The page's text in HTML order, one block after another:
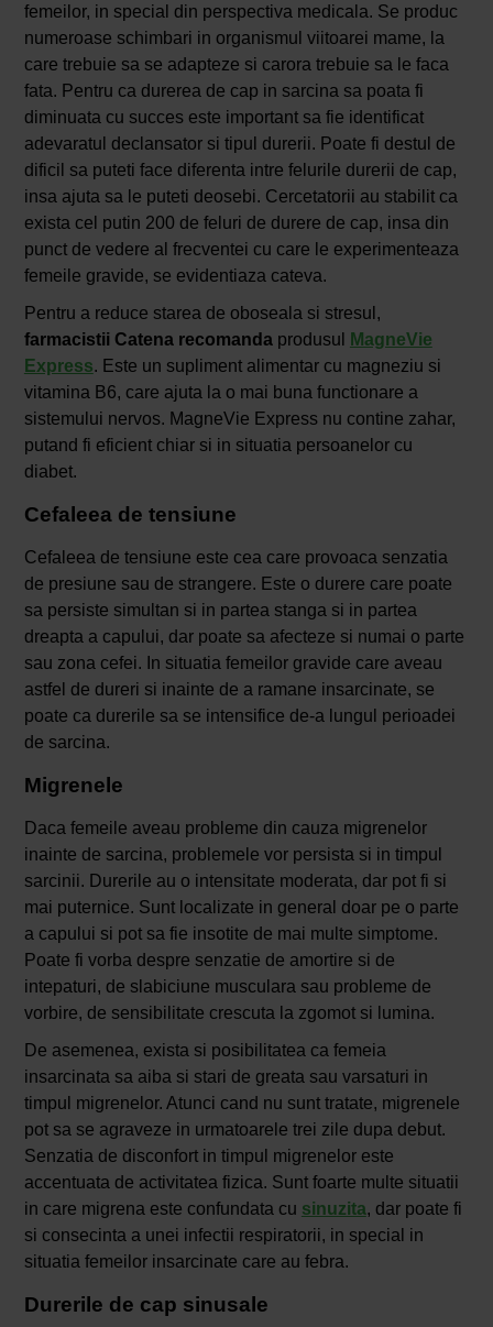
femeilor, in special din perspectiva medicala. Se produc
numeroase schimbari in organismul viitoarei mame, la
care trebuie sa se adapteze si carora trebuie sa le faca
fata. Pentru ca durerea de cap in sarcina sa poata fi
diminuata cu succes este important sa fie identificat
adevaratul declansator si tipul durerii. Poate fi destul de
dificil sa puteti face diferenta intre felurile durerii de cap,
insa ajuta sa le puteti deosebi. Cercetatorii au stabilit ca
exista cel putin 200 de feluri de durere de cap, insa din
punct de vedere al frecventei cu care le experimenteaza
femeile gravide, se evidentiaza cateva.
Pentru a reduce starea de oboseala si stresul,
farmacistii Catena recomandaprodusul
MagneVie
Express. Este un supliment alimentar cu magneziu si
vitamina B6, care ajuta la o mai buna functionare a
sistemului nervos. MagneVie Express nu contine zahar,
putand fi eficient chiar si in situatia persoanelor cu
diabet.
Cefaleea de tensiune
Cefaleea de tensiune este cea care provoaca senzatia
de presiune sau de strangere. Este o durere care poate
sa persiste simultan si in partea stanga si in partea
dreapta a capului, dar poate sa afecteze si numai o parte
sau zona cefei. In situatia femeilor gravide care aveau
astfel de dureri si inainte de a ramane insarcinate, se
poate ca durerile sa se intensifice de-a lungul perioadei
de sarcina.
Migrenele
Daca femeile aveau probleme din cauza migrenelor
inainte de sarcina, problemele vor persista si in timpul
sarcinii. Durerile au o intensitate moderata, dar pot fi si
mai puternice. Sunt localizate in general doar pe o parte
a capului si pot sa fie insotite de mai multe simptome.
Poate fi vorba despre senzatie de amortire si de
intepaturi, de slabiciune musculara sau probleme de
vorbire, de sensibilitate crescuta la zgomot si lumina.
De asemenea, exista si posibilitatea ca femeia
insarcinata sa aiba si stari de greata sau varsaturi in
timpul migrenelor. Atunci cand nu sunt tratate, migrenele
pot sa se agraveze in urmatoarele trei zile dupa debut.
Senzatia de disconfort in timpul migrenelor este
accentuata de activitatea fizica. Sunt foarte multe situatii
in care migrena este confundata cu sinuzita, dar poate fi
si consecinta a unei infectii respiratorii, in special in
situatia femeilor insarcinate care au febra.
Durerile de cap sinusale